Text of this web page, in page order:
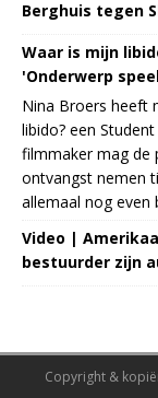
Berghuis tegen
Waar is mijn
'Onderwerp
Nina Broers heeft
libido? een
filmmaker mag de
ontvangst nemen
allemaal nog even
Video |
bestuurder zijn
Copyright &